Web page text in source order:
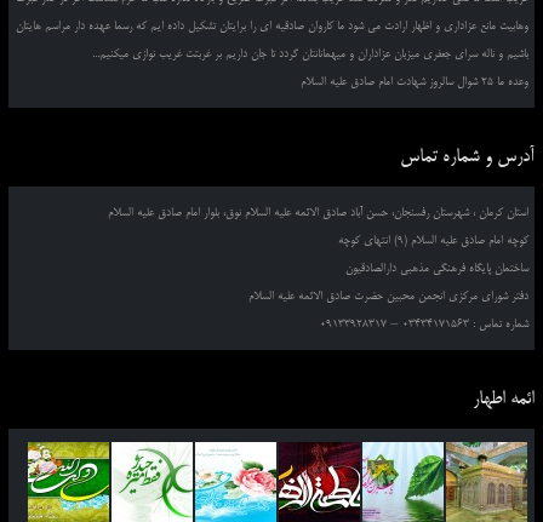
وهابیت مانع عزاداری و اظهار ارادت می شود ما کاروان صادقیه ای را برایتان تشکیل داده ایم که رسما عهده دار مراسم هایتان
باشیم و ناله سرای جعفری میزبان عزاداران و میهمانانتان گردد تا جان داریم بر غربتت غریب نوازی میکنیم...
وعده ما 25 شوال سالروز شهادت امام صادق علیه السلام
آدرس و شماره تماس
استان کرمان ، شهرستان رفسنجان، حسن آباد صادق الائمه علیه السلام نوق، بلوار امام صادق علیه السلام
کوچه امام صادق علیه السلام (9) انتهای کوچه
ساختمان پایگاه فرهنگی مذهبی دارالصادقیون
دفتر شورای مرکزی انجمن محبین حضرت صادق الائمه علیه السلام
شماره تماس : 03434171563 – 09133928317
ائمه اطهار